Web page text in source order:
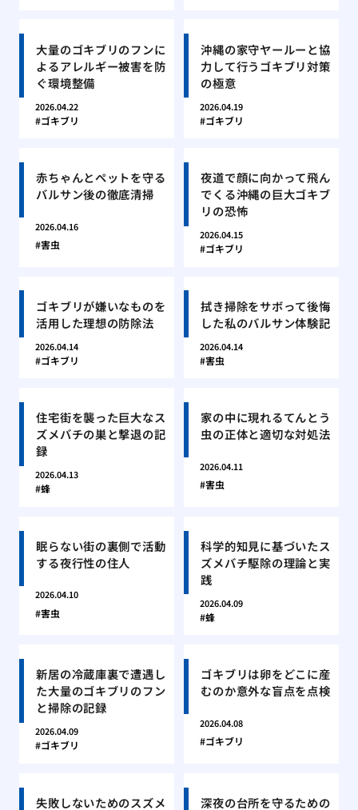
大量のゴキブリのフンに
よるアレルギー被害を防
ぐ環境整備
2026.04.22
ゴキブリ
沖縄の家守ヤールーと協
力して行うゴキブリ対策
の極意
2026.04.19
ゴキブリ
赤ちゃんとペットを守る
バルサン後の徹底清掃
2026.04.16
害虫
夜道で顔に向かって飛ん
でくる沖縄の巨大ゴキブ
リの恐怖
2026.04.15
ゴキブリ
ゴキブリが嫌いなものを
活用した理想の防除法
2026.04.14
ゴキブリ
拭き掃除をサボって後悔
した私のバルサン体験記
2026.04.14
害虫
住宅街を襲った巨大なス
ズメバチの巣と撃退の記
録
2026.04.13
蜂
家の中に現れるてんとう
虫の正体と適切な対処法
2026.04.11
害虫
眠らない街の裏側で活動
する夜行性の住人
2026.04.10
害虫
科学的知見に基づいたス
ズメバチ駆除の理論と実
践
2026.04.09
蜂
新居の冷蔵庫裏で遭遇し
た大量のゴキブリのフン
と掃除の記録
2026.04.09
ゴキブリ
ゴキブリは卵をどこに産
むのか意外な盲点を点検
2026.04.08
ゴキブリ
失敗しないためのスズメ
深夜の台所を守るための